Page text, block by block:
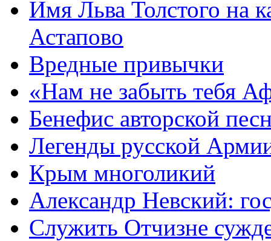
Имя Льва Толстого на
Астапово
Вредные привычки
«Нам не забыть тебя
Бенефис авторской
Легенды русской
Крым многоликий
Александр Невский:
Служить Отчизне